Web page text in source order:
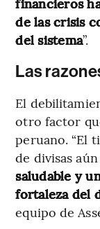
de las crisis
del sistema”.
Las
El
otro factor
peruano. “El
de divisas
saludable y
fortaleza del
equipo de